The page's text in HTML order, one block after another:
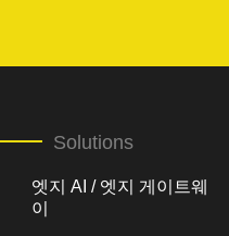
Solutions
엣지 AI / 엣지 게이트웨
이